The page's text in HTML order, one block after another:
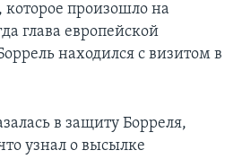
которое произошло на
глава европейской
находился с визитом в
в защиту Борреля,
узнал о высылке